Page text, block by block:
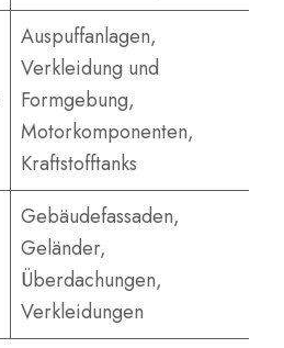
Auspuffanlagen,
Verkleidung und
Formgebung,
Motorkomponenten,
Kraftstofftanks
Gebäudefassaden,
Geländer,
Überdachungen,
Verkleidungen